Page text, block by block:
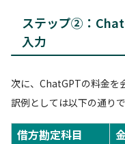
ステップ②：
入力
次に、ChatGPTの料金を
訳例としては以下の通りで
借方勘定科目